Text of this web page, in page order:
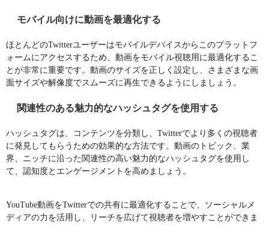
モバイル向けに動画を最適化する
ほとんどのTwitterユーザーはモバイルデバイスからこのプラットフ
ォームにアクセスするため、動画をモバイル視聴用に最適化するこ
とが非常に重要です。動画のサイズを正しく設定し、さまざまな画
面サイズや解像度でスムーズに再生できるようにしましょう。
関連性のある魅力的なハッシュタグを使用する
ハッシュタグは、コンテンツを分類し、Twitterでより多くの視聴者
に発見してもらうための効果的な方法です。動画のトピック、業
界、ニッチに沿った関連性の高い魅力的なハッシュタグを使用し
て、認知度とエンゲージメントを高めましょう。
YouTube動画をTwitterでの共有に最適化することで、ソーシャルメ
ディアの力を活用し、リーチを広げて視聴者を増やすことができま